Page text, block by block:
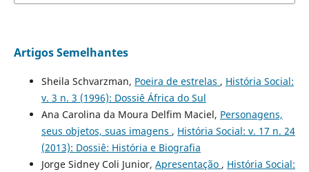
Artigos Semelhantes
Sheila Schvarzman, Poeira de estrelas , História Social:
v. 3 n. 3 (1996): Dossiê África do Sul
Ana Carolina da Moura Delfim Maciel, Personagens,
seus objetos, suas imagens , História Social: v. 17 n. 24
(2013): Dossiê: História e Biografia
Jorge Sidney Coli Junior, Apresentação , História Social: